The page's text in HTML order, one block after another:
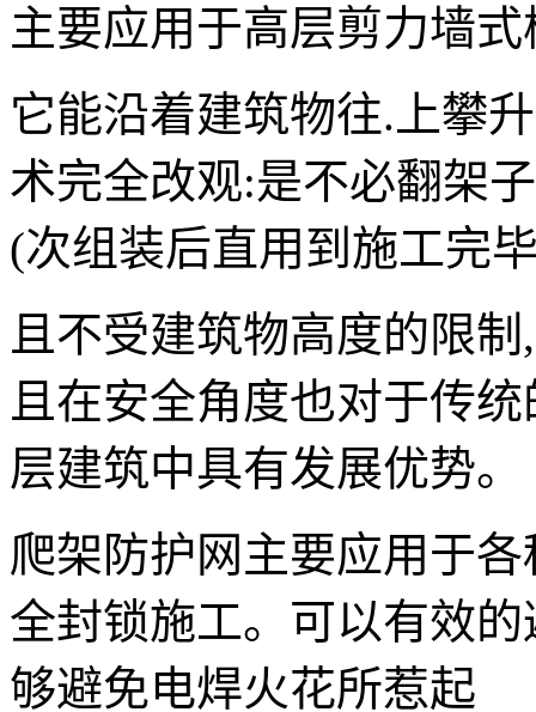
主要应用于高层剪力墙
它能沿着建筑物往.上攀
术完全改观:是不必翻架
(次组装后直用到施工完
且不受建筑物高度的限
且在安全角度也对于传
层建筑中具有发展优势。
爬架防护网主要应用于
全封锁施工。可以有效
够避免电焊火花所惹起